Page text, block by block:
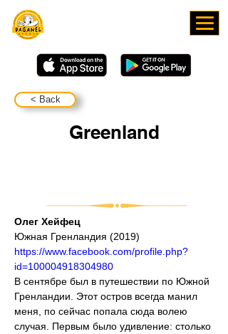
< Back
Greenland
Олег Хейфец
Южная Гренландия (2019)
https://www.facebook.com/profile.php?
id=100004918304980
В сентябре был в путешествии по Южной
Гренландии. Этот остров всегда манил
меня, по сейчас попала сюда волею
случая. Первым было удивление: столько